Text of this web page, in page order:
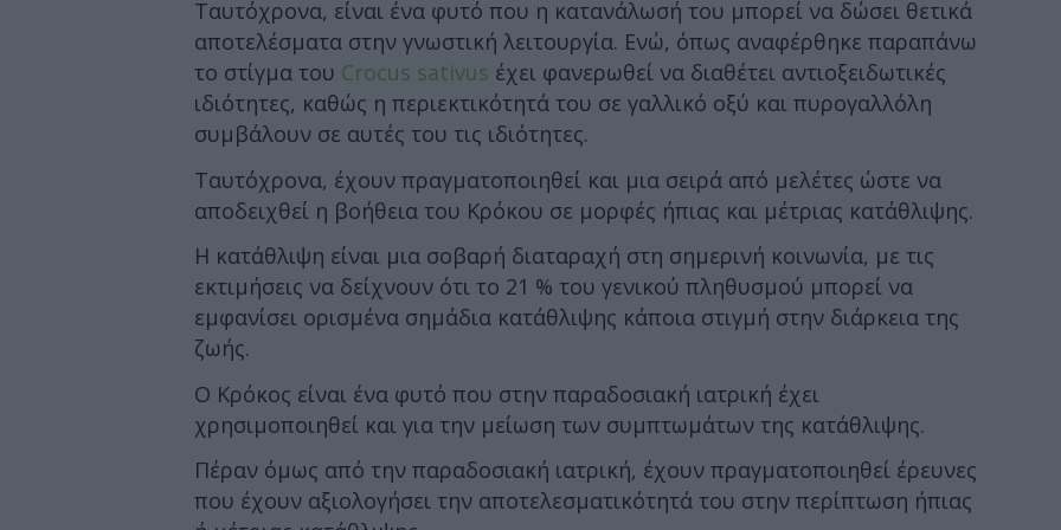
Ταυτόχρονα, είναι ένα φυτό που η κατανάλωσή του μπορεί να δώσει θετικά
αποτελέσματα στην γνωστική λειτουργία. Ενώ, όπως αναφέρθηκε παραπάνω
το στίγμα του Crocus sativus έχει φανερωθεί να διαθέτει αντιοξειδωτικές
ιδιότητες, καθώς η περιεκτικότητά του σε γαλλικό οξύ και πυρογαλλόλη
συμβάλουν σε αυτές του τις ιδιότητες.
Ταυτόχρονα, έχουν πραγματοποιηθεί και μια σειρά από μελέτες ώστε να
αποδειχθεί η βοήθεια του Κρόκου σε μορφές ήπιας και μέτριας κατάθλιψης.
Η κατάθλιψη είναι μια σοβαρή διαταραχή στη σημερινή κοινωνία, με τις
εκτιμήσεις να δείχνουν ότι το 21 % του γενικού πληθυσμού μπορεί να
εμφανίσει ορισμένα σημάδια κατάθλιψης κάποια στιγμή στην διάρκεια της
ζωής.
Ο Κρόκος είναι ένα φυτό που στην παραδοσιακή ιατρική έχει
χρησιμοποιηθεί και για την μείωση των συμπτωμάτων της κατάθλιψης.
Πέραν όμως από την παραδοσιακή ιατρική, έχουν πραγματοποιηθεί έρευνες
που έχουν αξιολογήσει την αποτελεσματικότητά του στην περίπτωση ήπιας